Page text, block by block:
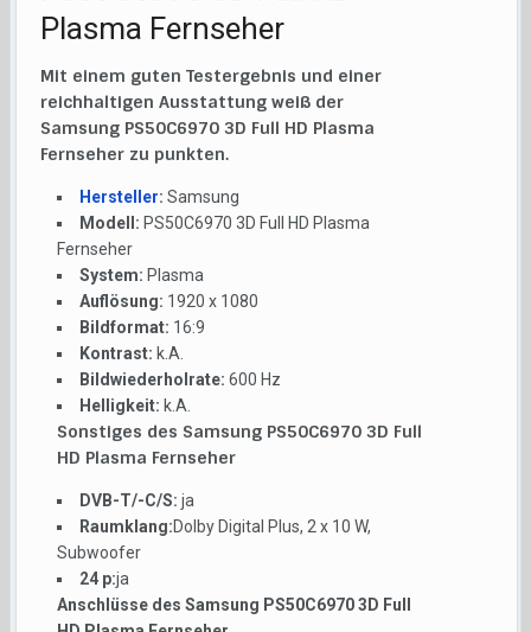
Plasma Fernseher
Mit einem guten Testergebnis und einer
reichhaltigen Ausstattung weiß der
Samsung PS50C6970 3D Full HD Plasma
Fernseher zu punkten.
Hersteller: Samsung
Modell: PS50C6970 3D Full HD Plasma
Fernseher
System: Plasma
Auflösung: 1920 x 1080
Bildformat: 16:9
Kontrast: k.A.
Bildwiederholrate: 600 Hz
Helligkeit: k.A.
Sonstiges des Samsung PS50C6970 3D Full
HD Plasma Fernseher
DVB-T/-C/S: ja
Raumklang:Dolby Digital Plus, 2 x 10 W,
Subwoofer
24 p:ja
Anschlüsse des Samsung PS50C6970 3D Full